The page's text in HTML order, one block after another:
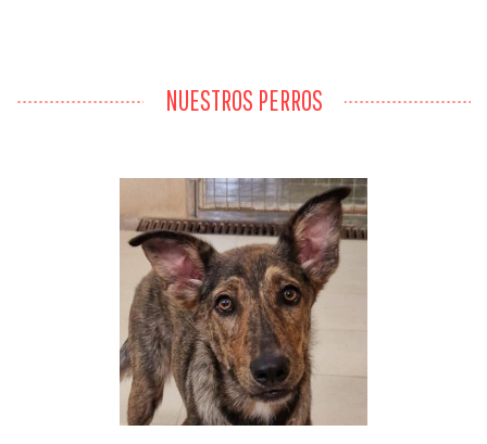
NUESTROS PERROS